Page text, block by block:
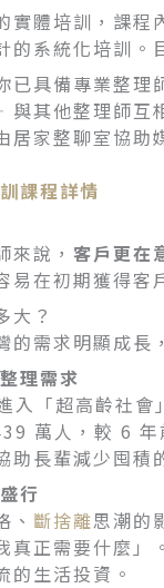
實體培訓，課
的系統化培訓。
具備專業整理
與其他整理師互
家整聊室協助
課程詳情
說， 客戶更在
易在初期獲得客
大？
的需求明顯成長
理需求
入「超高齡社
萬人，較 6
助長輩減少囤積
行
、 斷捨離思潮的
真正需要什麼」
的生活投資。